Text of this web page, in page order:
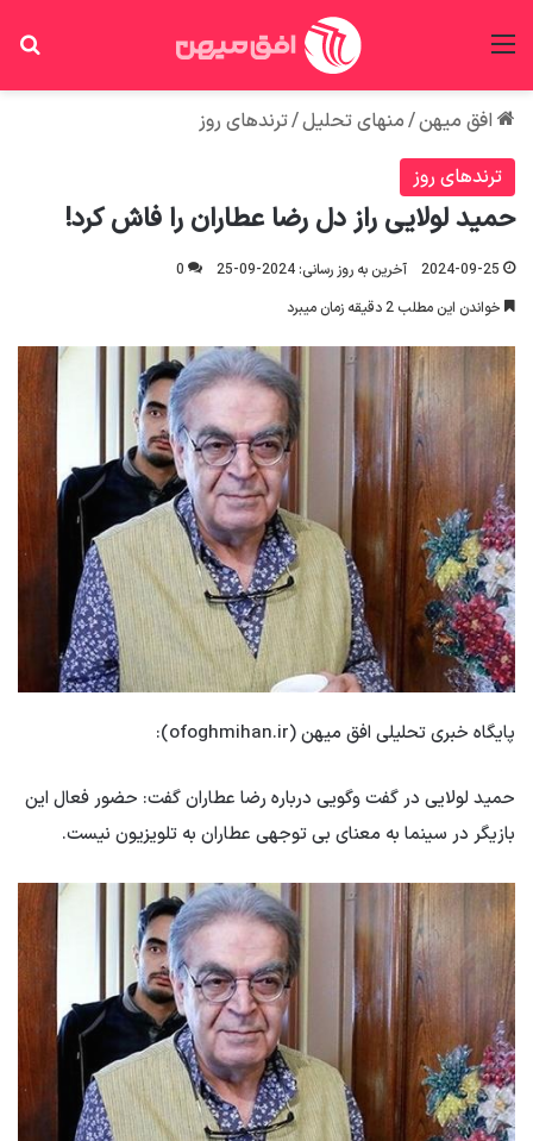
افق میهن/منهای تحلیل/ترندهای روز
ترندهای روز
حمید لولایی راز دل رضا عطاران را فاش کرد!
2024-09-25 آخرین به روز رسانی: 2024-09-25
0
خواندن این مطلب 2 دقیقه زمان میبرد
پایگاه خبری تحلیلی افق میهن (ofoghmihan.ir):
حمید لولایی در گفت وگویی درباره رضا عطاران گفت: حضور فعال این
بازیگر در سینما به معنای بی توجهی عطاران به تلویزیون نیست.